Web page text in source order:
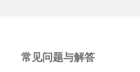
常见问题与解答